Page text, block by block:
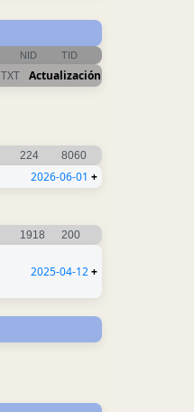
NID TID
TXT Actualización
224 8060
2026-06-01 +
1918 200
2025-04-12+